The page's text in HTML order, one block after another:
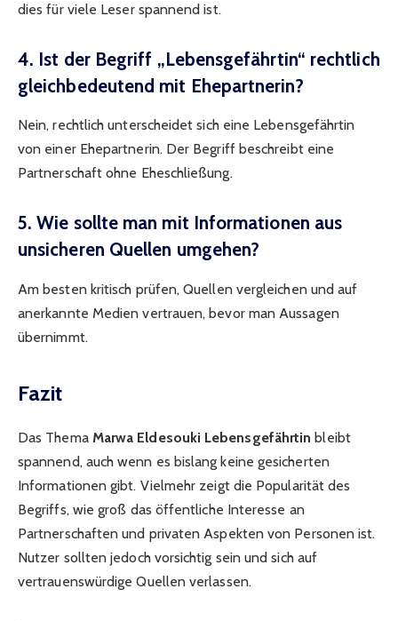
dies für viele Leser spannend ist.
4. Ist der Begriff „Lebensgefährtin“ rechtlich
gleichbedeutend mit Ehepartnerin?
Nein, rechtlich unterscheidet sich eine Lebensgefährtin
von einer Ehepartnerin. Der Begriff beschreibt eine
Partnerschaft ohne Eheschließung.
5. Wie sollte man mit Informationen aus
unsicheren Quellen umgehen?
Am besten kritisch prüfen, Quellen vergleichen und auf
anerkannte Medien vertrauen, bevor man Aussagen
übernimmt.
Fazit
Das Thema Marwa Eldesouki Lebensgefährtin bleibt
spannend, auch wenn es bislang keine gesicherten
Informationen gibt. Vielmehr zeigt die Popularität des
Begriffs, wie groß das öffentliche Interesse an
Partnerschaften und privaten Aspekten von Personen ist.
Nutzer sollten jedoch vorsichtig sein und sich auf
vertrauenswürdige Quellen verlassen.